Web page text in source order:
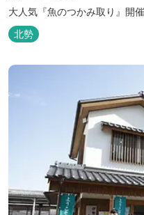
大人気『魚のつかみ取り』開
北勢